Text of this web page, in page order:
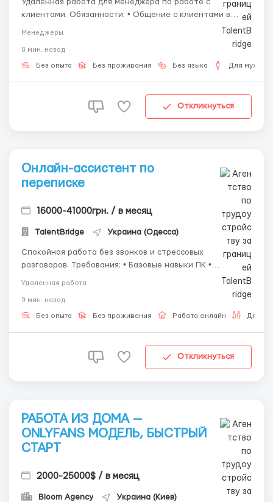
Удалённая работа для менеджера по работе с
клиентами. Обязанности: • Общение с клиентами в
текстовом формате; • Ответы по готовым инструкциям;
• Фиксация важной информации; • Ведение отчётности.
Требования: • ПК/ноутбук; • Стабильный интернет; •
Грамот...
Менеджеры
8 мин. назад
Без опыта Без проживания Без языка Для мужчин
Откликнуться
Онлайн-ассистент по
переписке
16000-41000грн. / в месяц
TalentBridge Украина (Одесса)
Спокойная работа без звонков и стрессовых
разговоров. Требования: • Базовые навыки ПК •
Общение в текстовом формате • Отправка сообщений
по шаблонам • Поддержание диалога Мы предлагаем: ✅
Удалённую рабо...
Удаленная работа
9 мин. назад
Без опыта Без проживания Работа онлайн Для
Откликнуться
РАБОТА ИЗ ДОМА —
ONLYFANS МОДЕЛЬ, БЫСТРЫЙ
СТАРТ
2000-25000$ / в месяц
Bloom Agency Украина (Киев)